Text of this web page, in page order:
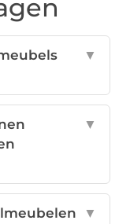
▼
▼
▼